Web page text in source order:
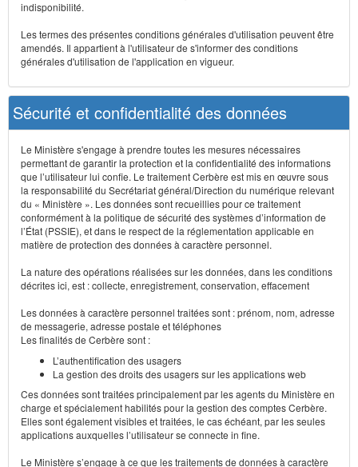
indisponibilité.
Les termes des présentes conditions générales d'utilisation peuvent être
amendés. Il appartient à l'utilisateur de s'informer des conditions
générales d'utilisation de l'application en vigueur.
Sécurité et confidentialité des données
Le Ministère s'engage à prendre toutes les mesures nécessaires
permettant de garantir la protection et la confidentialité des informations
que l’utilisateur lui confie. Le traitement Cerbère est mis en œuvre sous
la responsabilité du Secrétariat général/Direction du numérique relevant
du « Ministère ». Les données sont recueillies pour ce traitement
conformément à la politique de sécurité des systèmes d’information de
l’État (PSSIE), et dans le respect de la réglementation applicable en
matière de protection des données à caractère personnel.
La nature des opérations réalisées sur les données, dans les conditions
décrites ici, est : collecte, enregistrement, conservation, effacement
Les données à caractère personnel traitées sont : prénom, nom, adresse
de messagerie, adresse postale et téléphones
Les finalités de Cerbère sont :
L’authentification des usagers
La gestion des droits des usagers sur les applications web
Ces données sont traitées principalement par les agents du Ministère en
charge et spécialement habilités pour la gestion des comptes Cerbère.
Elles sont également visibles et traitées, le cas échéant, par les seules
applications auxquelles l’utilisateur se connecte in fine.
Le Ministère s’engage à ce que les traitements de données à caractère